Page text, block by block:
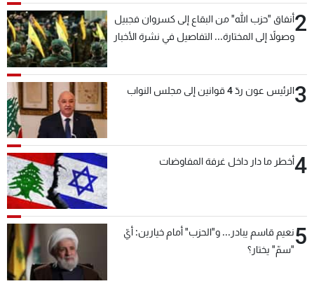
2أنفاق "حزب الله" من البقاع إلى كسروان فجبيل
وصولاً إلى المختارة... التفاصيل في نشرة الأخبار
3الرئيس عون ردّ 4 قوانين إلى مجلس النواب
4أخطر ما دار داخل غرفة المفاوضات
5نعيم قاسم يبادر... و"الحزب" أمام خيارين: أيّ
"سمّ" يختار؟